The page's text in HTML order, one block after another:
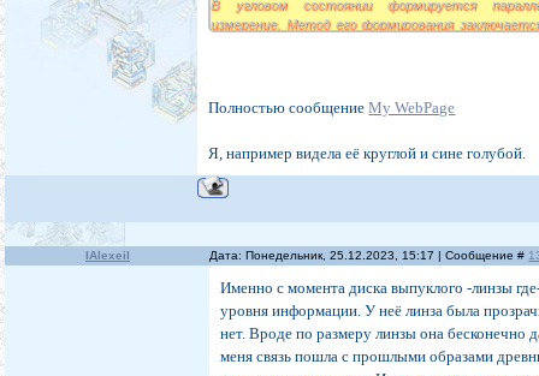
В угловом состоянии формируется
измерение. Метод его формирования
исключительно к восприятию Человека. В
происходит сложение мерностей, при этом
Каждое параллельное трёхмерное измерение
соответствующую углу между прямыми в
вершинах. Возникает то, что люди называют
Полностью сообщениеMy WebPage
Я, например видела её круглой и сине голубой.
IAlexeiI Дата: Понедельник, 25.12.2023, 15:17 | Сообщение #
Именно с момента диска выпуклого -линзы
уровня информации. У неё линза была
нет. Вроде по размеру линзы она бесконечно
меня связь пошла с прошлыми образами